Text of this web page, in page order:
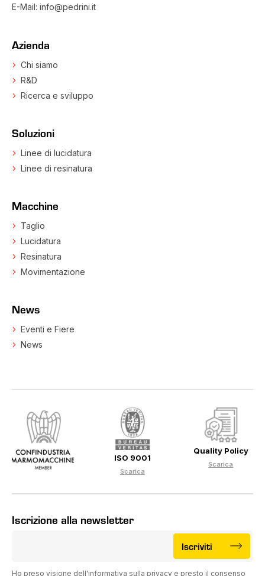
E-Mail: info@pedrini.it
Azienda
Chi siamo
R&D
Ricerca e sviluppo
Soluzioni
Linee di lucidatura
Linee di resinatura
Macchine
Taglio
Lucidatura
Resinatura
Movimentazione
News
Eventi e Fiere
News
ISO 9001
Scarica
Quality Policy
Scarica
Iscrizione alla newsletter
Ho preso visione dell'informativa sulla privacy e presto il consenso
Iscriviti